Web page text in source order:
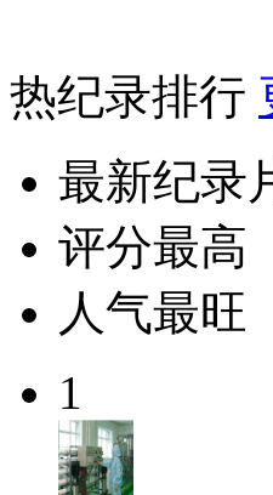
热纪录排行
最新纪录
评分最高
人气最旺
1